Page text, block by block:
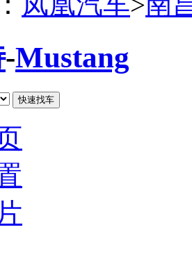
-Mustang